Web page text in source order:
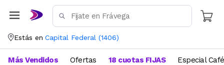
Estás en Capital Federal (1406)
Más Vendidos Ofertas 18 cuotas FIJAS Especial Café